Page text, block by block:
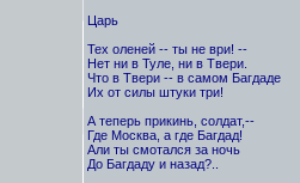
Царь
Тех оленей -- ты не ври! --
Нет ни в Туле, ни в Твери.
Что в Твери -- в самом Багдаде
Их от силы штуки три!
А теперь прикинь, солдат,--
Где Москва, а где Багдад!
Али ты смотался за ночь
До Багдаду и назад?..